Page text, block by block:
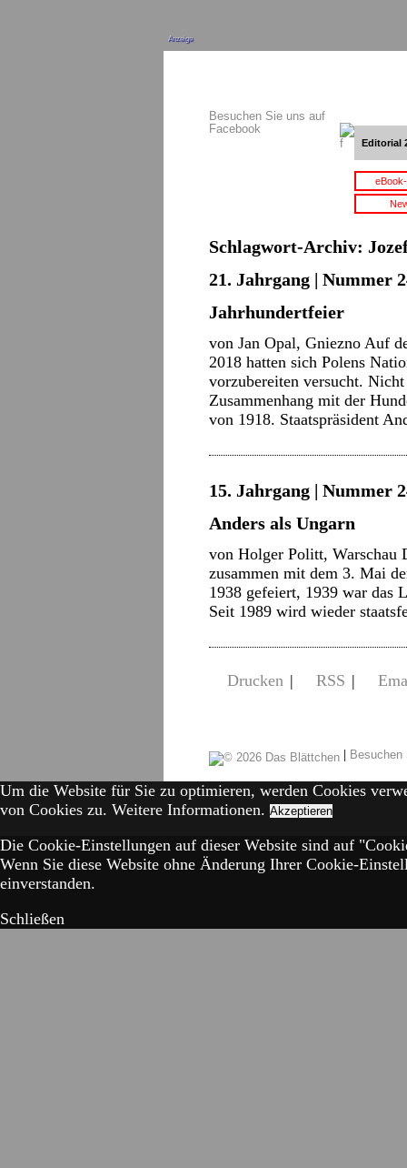
Anzeige
Besuchen Sie uns auf
Facebook
Editorial
Schlagwort-Archiv:
21. Jahrgang | Nummer
Jahrhundertfeier
von Jan Opal, Gniezno Auf
2018 hatten sich Polens
vorzubereiten versucht.
Zusammenhang mit der
von 1918. Staatspräsident
15. Jahrgang | Nummer
Anders als Ungarn
von Holger Politt, Warschau
zusammen mit dem 3. Mai
1938 gefeiert, 1939 war das
Seit 1989 wird wieder
Drucken | RSS |
|
Um die Website für Sie zu optimieren, werden Cookies
von Cookies zu. Weitere Informationen. Akzeptieren
Die Cookie-Einstellungen auf dieser Website sind auf
Wenn Sie diese Website ohne Änderung Ihrer Cookie-
einverstanden.
Schließen